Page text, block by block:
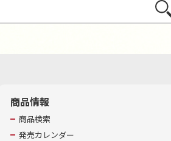
さが
商品情報
商品検索
発売カレンダー